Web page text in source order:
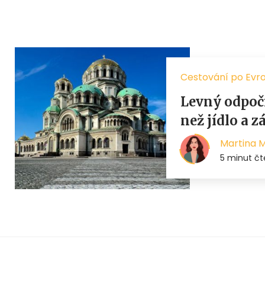
Cestování po
Levný
než jídlo a
Martina
5 minut